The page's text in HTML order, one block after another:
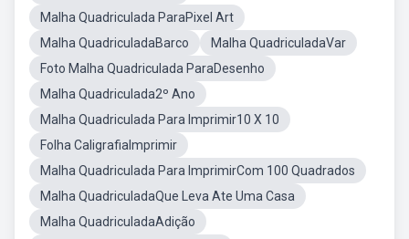
Malha Quadriculada ParaPixel Art
Malha QuadriculadaBarco
Malha QuadriculadaVar
Foto Malha Quadriculada ParaDesenho
Malha Quadriculada2º Ano
Malha Quadriculada Para Imprimir10 X 10
Folha CaligrafiaImprimir
Malha Quadriculada Para ImprimirCom 100 Quadrados
Malha QuadriculadaQue Leva Ate Uma Casa
Malha QuadriculadaAdição